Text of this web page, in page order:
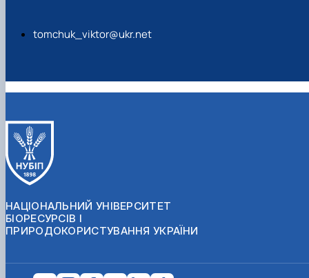
tomchuk_viktor@ukr.net
НАЦІОНАЛЬНИЙ УНІВЕРСИТЕТ
БІОРЕСУРСІВ І
ПРИРОДОКОРИСТУВАННЯ УКРАЇНИ